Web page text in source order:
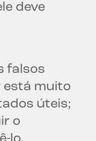
deve
falsos
está muito
úteis;
o